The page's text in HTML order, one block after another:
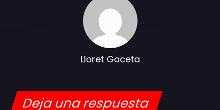
Lloret Gaceta
Deja una respuesta